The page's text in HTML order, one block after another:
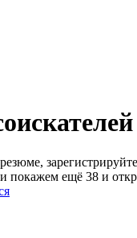
покажем ещё 38 и